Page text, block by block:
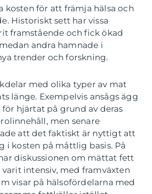
kosten för att främja hälsa och
Historiskt sett har vissa
framstående och fick ökad
andra hamnade i
trender och forskning.
med olika typer av mat
länge. Exempelvis ansågs ägg
hjärtat på grund av deras
men senare
att det faktiskt är nyttigt att
i kosten på måttlig basis. På
diskussionen om mättat fett
intensiv, med framväxten
visar på hälsofördelarna med